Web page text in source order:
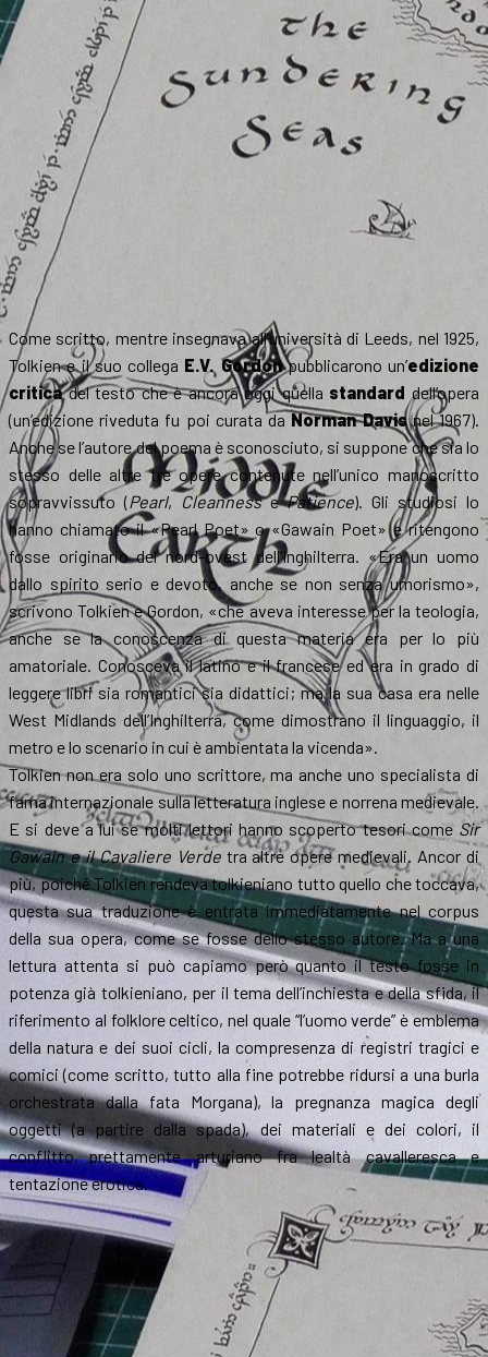
Come scritto, mentre insegnava all’università di Leeds, nel 1925,
Tolkien e il suo collega E.V. Gordonpubblicarono un’edizione
criticadel testo che è ancora oggi quella standard dell’opera
(un’edizione riveduta fu poi curata daNorman Davisnel 1967).
Anche se l’autore del poema è sconosciuto, si suppone che sia lo
stesso delle altre tre opere contenute nell’unico manoscritto
sopravvissuto (Pearl, CleannessePatience). Gli studiosi lo
hanno chiamato il «Pearl Poet» o «Gawain Poet» e ritengono
fosse originario del nord-ovest dell’Inghilterra. «Era un uomo
dallo spirito serio e devoto, anche se non senza umorismo»,
scrivono Tolkien e Gordon, «che aveva interesse per la teologia,
anche se la conoscenza di questa materia era per lo più
amatoriale. Conosceva il latino e il francese ed era in grado di
leggere libri sia romantici sia didattici; ma la sua casa era nelle
West Midlands dell’Inghilterra, come dimostrano il linguaggio, il
metro e lo scenario in cui è ambientata la vicenda».
Tolkien non era solo uno scrittore, ma anche uno specialista di
fama internazionale sulla letteratura inglese e norrena medievale.
E si deve a lui se molti lettori hanno scoperto tesori come Sir
Gawain e il Cavaliere Verdetra altre opere medievali. Ancor di
più, poiché Tolkien rendeva tolkieniano tutto quello che toccava,
questa sua traduzione è entrata immediatamente nel corpus
della sua opera, come se fosse dello stesso autore. Ma a una
lettura attenta si può capiamo però quanto il testo fosse in
potenza già tolkieniano, per il tema dell’inchiesta e della sfida, il
riferimento al folklore celtico, nel quale “l’uomo verde” è emblema
della natura e dei suoi cicli, la compresenza di registri tragici e
comici (come scritto, tutto alla fine potrebbe ridursi a una burla
orchestrata dalla fata Morgana), la pregnanza magica degli
oggetti (a partire dalla spada), dei materiali e dei colori, il
conflitto prettamente arturiano fra lealtà cavalleresca e
tentazione erotica.